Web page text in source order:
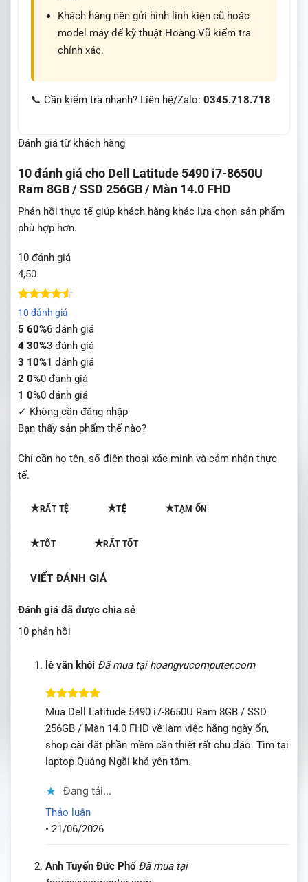
Khách hàng nên gửi hình linh kiện cũ hoặc
model máy để kỹ thuật Hoàng Vũ kiểm tra
chính xác.
📞 Cần kiểm tra nhanh? Liên hệ/Zalo: 0345.718.718
Đánh giá từ khách hàng
10 đánh giá cho Dell Latitude 5490 i7-8650U
Ram 8GB / SSD 256GB / Màn 14.0 FHD
Phản hồi thực tế giúp khách hàng khác lựa chọn sản phẩm
phù hợp hơn.
10 đánh giá
4,50
4.5trên 5
dựa trên
10
đánh giá
10 đánh giá
5 60%6 đánh giá
4 30%3 đánh giá
3 10%1 đánh giá
2 0%0 đánh giá
1 0%0 đánh giá
✓ Không cần đăng nhập
Bạn thấy sản phẩm thế nào?
Chỉ cần họ tên, số điện thoại xác minh và cảm nhận thực
tế.
★RẤT TỆ ★TỆ ★TẠM ỔN
★TỐT ★RẤT TỐT
VIẾT ĐÁNH GIÁ
Đánh giá đã được chia sẻ
10 phản hồi
lê văn khôi Đã mua tại hoangvucomputer.com
Được xếp
sao
Mua Dell Latitude 5490 i7-8650U Ram 8GB / SSD
256GB / Màn 14.0 FHD về làm việc hằng ngày ổn,
shop cài đặt phần mềm cần thiết rất chu đáo. Tìm tại
laptop Quảng Ngãi khá yên tâm.
Đang tải...
Thảo luận
• 21/06/2026
Anh Tuyến Đức Phổ Đã mua tại